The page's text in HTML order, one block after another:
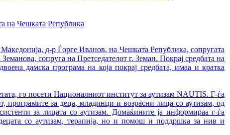
на Чешката Република
д-р Ѓорге Иванов, на Чешката Република, сопругата
сопруга на Претседателот г. Земан. Покрај средбата на
дамска програма на која покрај средбата, имаа и кратка
го посети Националниот институт за аутизам NAUTIS. Г-ѓа
програмите за деца, младинци и возрасни лица со аутизам, од
за лицата со аутизам. Домаќините ја информираа г-ѓа
со аутизам, терапија, но и помош и поддршка за нив и